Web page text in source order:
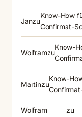
Janzu
Know-How
Confirmat-
Wolframzu
Know-
Martinzu
Know-
Wolfram zu